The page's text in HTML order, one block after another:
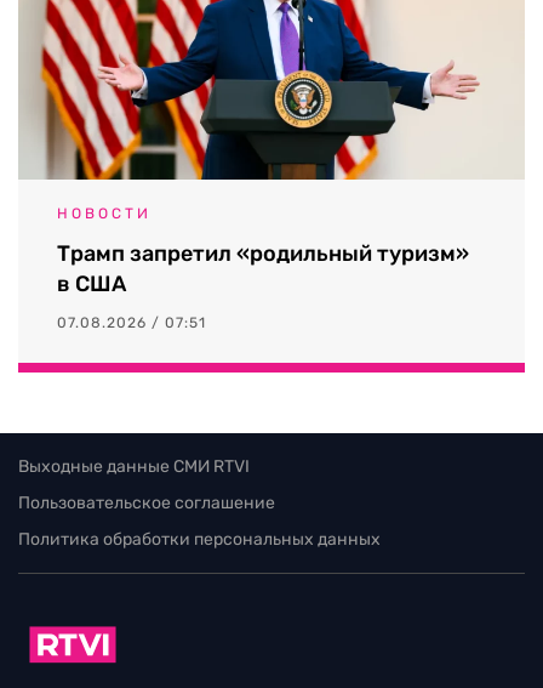
НОВОСТИ
Трамп запретил «родильный туризм»
в США
07.08.2026 / 07:51
Выходные данные СМИ RTVI
Пользовательское соглашение
Политика обработки персональных данных